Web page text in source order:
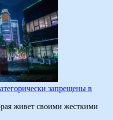
запрещены в
живет своими жесткими